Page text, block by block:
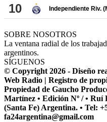
SOBRE NOSOTROS
La ventana radial de los
argentinos.
SÍGUENOS
© Copyright 2026 - Diseño
Web Radio | Registro de
Propiedad de Gaucho
Martínez • Edición Nº / • Ruí
(Santa Fe) Argentina. • Tel:
fa24argentina@gmail.com